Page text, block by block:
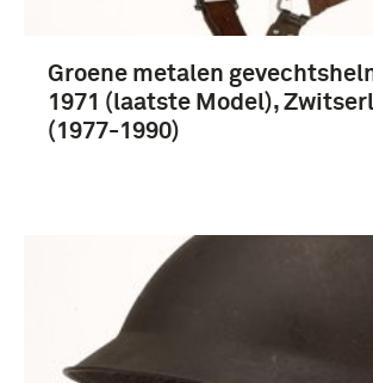
hoofddeksels (7)
Meer
Tweede Wereldoorlog (1939-1945)
Groene metalen
1971 (laatste Model),
(1977-1990)